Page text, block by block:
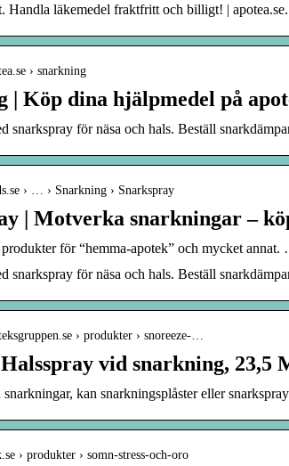
Handla läkemedel fraktfritt och billigt! |
› snarkning
| Köp dina hjälpmedel på
snarkspray för näsa och hals. Beställ
› … › Snarkning › Snarkspray
| Motverka snarkningar –
för “hemma-apotek” och mycket
snarkspray för näsa och hals. Beställ
› produkter › snoreeze-…
Halsspray vid snarkning, 23,5
kan snarkningsplåster eller
› produkter › somn-stress-och-oro